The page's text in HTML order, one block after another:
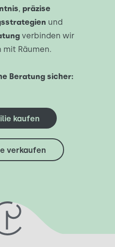
, präzise
und
verbinden wir
mit Räumen.
Beratung sicher:
kaufen
verkaufen